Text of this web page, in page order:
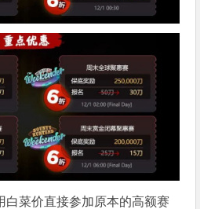
白菜价直接参加原本的高额赛